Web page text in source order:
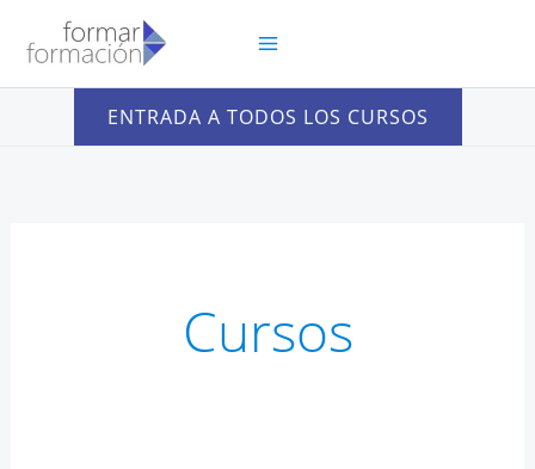
contenido
ENTRADA A TODOS LOS CURSOS
Cursos